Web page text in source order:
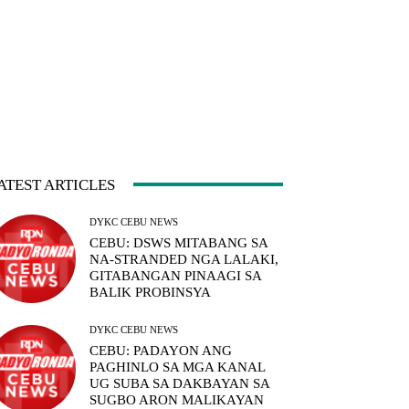
ARTICLES
DYKC CEBU NEWS
CEBU: DSWS MITABANG SA
NA-STRANDED NGA LALAKI,
GITABANGAN PINAAGI SA
BALIK PROBINSYA
DYKC CEBU NEWS
CEBU: PADAYON ANG
PAGHINLO SA MGA KANAL
UG SUBA SA DAKBAYAN SA
SUGBO ARON MALIKAYAN